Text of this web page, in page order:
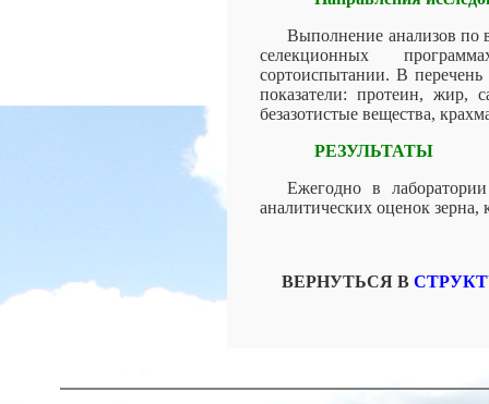
Выполнение анализов по
селекционных
сортоиспытании. В
показатели: протеин, жир,
безазотистые вещества,
РЕЗУЛЬТАТЫ
Ежегодно в
аналитических оценок
ВЕРНУТЬСЯ В